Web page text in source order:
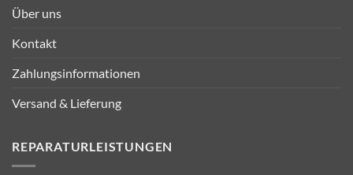
Über uns
Kontakt
Zahlungsinformationen
Versand & Lieferung
REPARATURLEISTUNGEN